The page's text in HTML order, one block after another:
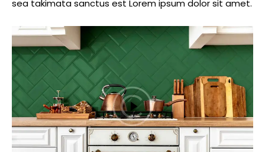
sea takimata sanctus est Lorem ipsum dolor sit amet.